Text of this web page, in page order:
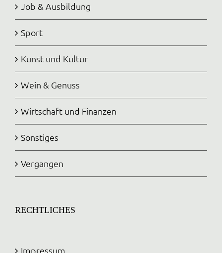
Job & Ausbildung
Sport
Kunst und Kultur
Wein & Genuss
Wirtschaft und Finanzen
Sonstiges
Vergangen
RECHTLICHES
Impressum